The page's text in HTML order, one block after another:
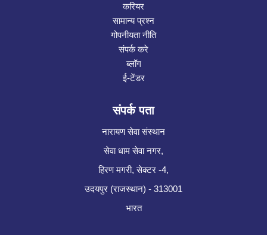
करियर
सामान्य प्रश्न
गोपनीयता नीति
संपर्क करे
ब्लॉग
ई-टेंडर
संपर्क पता
नारायण सेवा संस्थान
सेवा धाम सेवा नगर,
हिरण मगरी, सेक्टर -4,
उदयपुर (राजस्थान) - 313001
भारत